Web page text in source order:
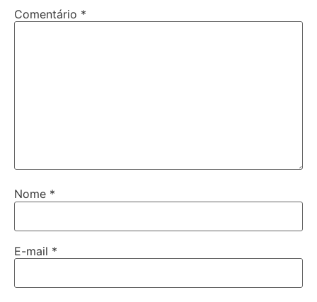
Comentário *
Nome *
E-mail *